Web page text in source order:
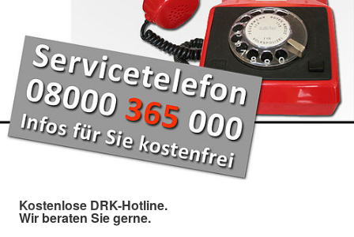
Kostenlose DRK-Hotline.
Wir beraten Sie gerne.